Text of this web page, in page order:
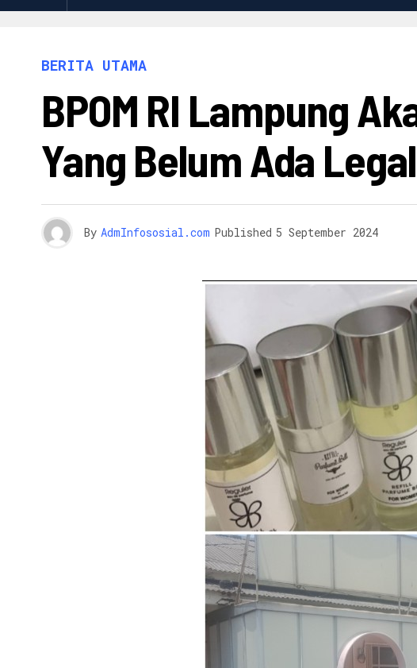
BERITA UTAMA
BPOM RI Lampung
Yang Belum Ada
By AdmInfososial.com Published 5 September 2024